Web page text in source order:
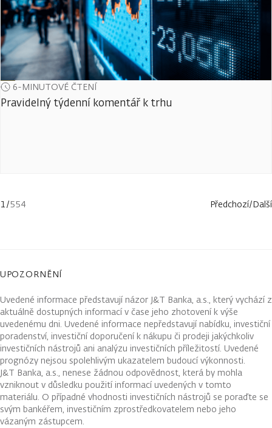
6-MINUTOVÉ ČTENÍ
Pravidelný týdenní komentář k trhu
1/554 Předchozí/Další
UPOZORNĚNÍ
Uvedené informace představují názor J&T Banka, a.s., který vychází z
aktuálně dostupných informací v čase jeho zhotovení k výše
uvedenému dni. Uvedené informace nepředstavují nabídku, investiční
poradenství, investiční doporučení k nákupu či prodeji jakýchkoliv
investičních nástrojů ani analýzu investičních příležitostí. Uvedené
prognózy nejsou spolehlivým ukazatelem budoucí výkonnosti.
J&T Banka, a.s., nenese žádnou odpovědnost, která by mohla
vzniknout v důsledku použití informací uvedených v tomto
materiálu. O případné vhodnosti investičních nástrojů se poraďte se
svým bankéřem, investičním zprostředkovatelem nebo jeho
vázaným zástupcem.